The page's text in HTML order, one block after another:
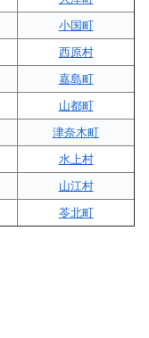
小国町
西原村
嘉島町
山都町
津奈木町
水上村
山江村
苓北町